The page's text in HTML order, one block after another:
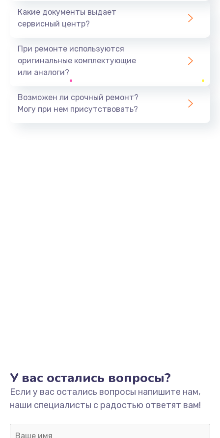
Какие документы выдает
сервисный центр?
При ремонте используются
оригинальные комплектующие
или аналоги?
Возможен ли срочный ремонт?
Могу при нем присутствовать?
У вас остались вопросы?
Если у вас остались вопросы напишите нам,
наши специалисты с радостью ответят вам!